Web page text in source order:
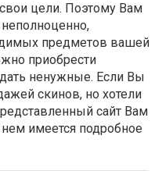
цели. Поэтому Вам
предметов вашей
приобрести
ненужные. Если Вы
скинов, но хотели
сайт Вам
имеется подробное